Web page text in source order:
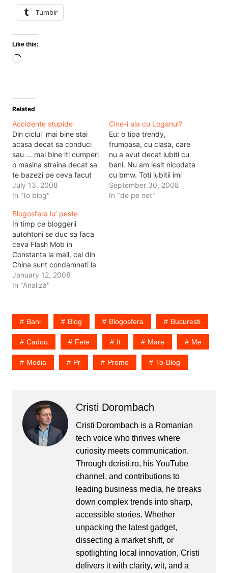
Tumblr
Like this:
Loading…
Related
Accidente stupide
Din ciclul mai bine stai
acasa decat sa conduci
sau ... mai bine iti cumperi
o masina straina decat sa
te bazezi pe ceva facut
de romani. Un mail primit
mai devreme pe care il
scris. Buna seara , pre-
numele meu este
Valentina , sunt…
July 13, 2008
In "to blog"
Cine-i ala cu Loganul?
Eu: o tipa trendy,
frumoasa, cu clasa, care
nu a avut decat iubiti cu
bani. Nu am iesit nicodata
cu bmw. Toti iubitii imi
faceau cadouri scumpe si
imi plateau consumatia in
September 30, 2008
In "de pe net"
Blogosfera lu’ peste
In timp ce bloggerii
autohtoni se duc sa faca
ceva Flash Mob in
Constanta la mall, cei din
China sunt condamnati la
moarte pentru ca au
filmat. Parca vad ca se
copiaza blogosfera
pentru ca n-are articole
de week-end. Cat de…
January 12, 2008
In "Analiză"
Bani Blog Blogosfera Bucuresti
Cadou Fete It Mare Me
Media Pr Promo To-Blog
Cristi Dorombach
Cristi Dorombach is a Romanian
tech voice who thrives where
curiosity meets communication.
Through dcristi.ro, his YouTube
channel, and contributions to
leading business media, he breaks
down complex trends into sharp,
accessible stories. Whether
unpacking the latest gadget,
dissecting a market shift, or
spotlighting local innovation, Cristi
delivers it with clarity, wit, and a